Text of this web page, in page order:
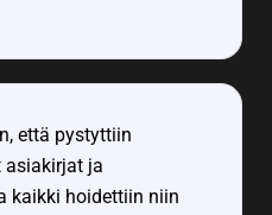
että pystyttiin
asiakirjat ja
kaikki hoidettiin niin